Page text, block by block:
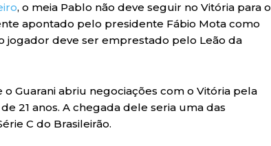
, o meia Pablo não deve seguir no Vitória para o
apontado pelo presidente Fábio Mota como
jogador deve ser emprestado pelo Leão da
Guarani abriu negociações com o Vitória pela
21 anos. A chegada dele seria uma das
C do Brasileirão.